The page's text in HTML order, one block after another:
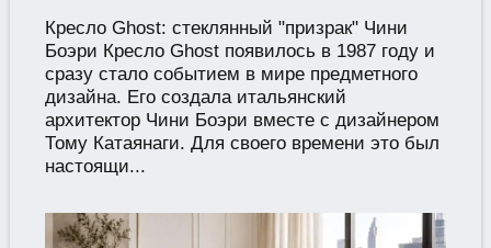
Кресло Ghost: стеклянный "призрак" Чини
Боэри Кресло Ghost появилось в 1987 году и
сразу стало событием в мире предметного
дизайна. Его создала итальянский
архитектор Чини Боэри вместе с дизайнером
Тому Катаянаги. Для своего времени это был
настоящи...